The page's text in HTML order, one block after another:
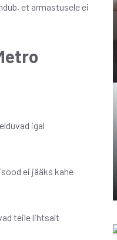
et armastusele ei
igal
ei jääks kahe
teile lihtsalt